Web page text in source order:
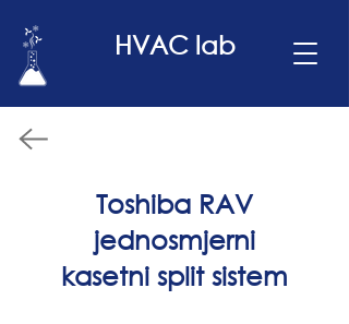
HVAC lab
Toshiba RAV
jednosmjerni
kasetni split sistem